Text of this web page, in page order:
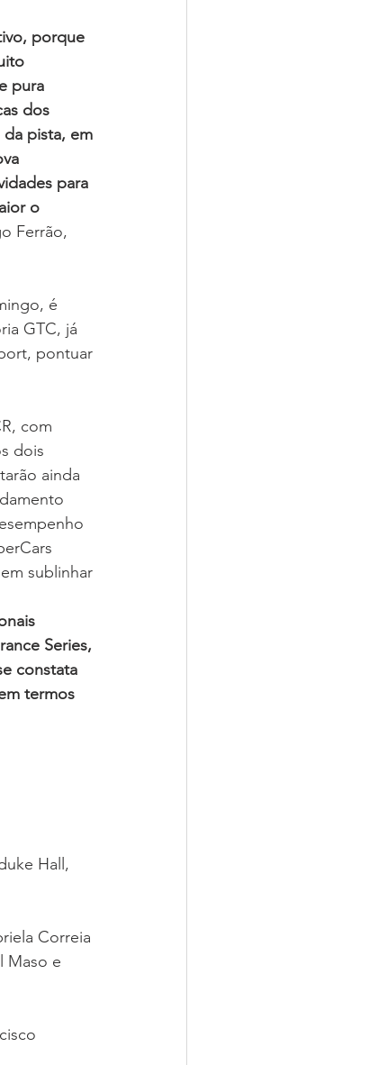
porque
pura
dos
pista, em
para
o
Ferrão,
é
GTC, já
pontuar
com
dois
ainda
sublinhar
Series,
constata
termos
Hall,
Correia
Maso e